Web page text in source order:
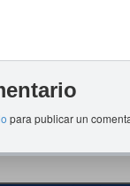
para publicar un